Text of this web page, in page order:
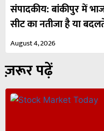
संपादकीय: बांकीपुर में
सीट का नतीजा है या
August 4, 2026
ज़रूर पढ़ें